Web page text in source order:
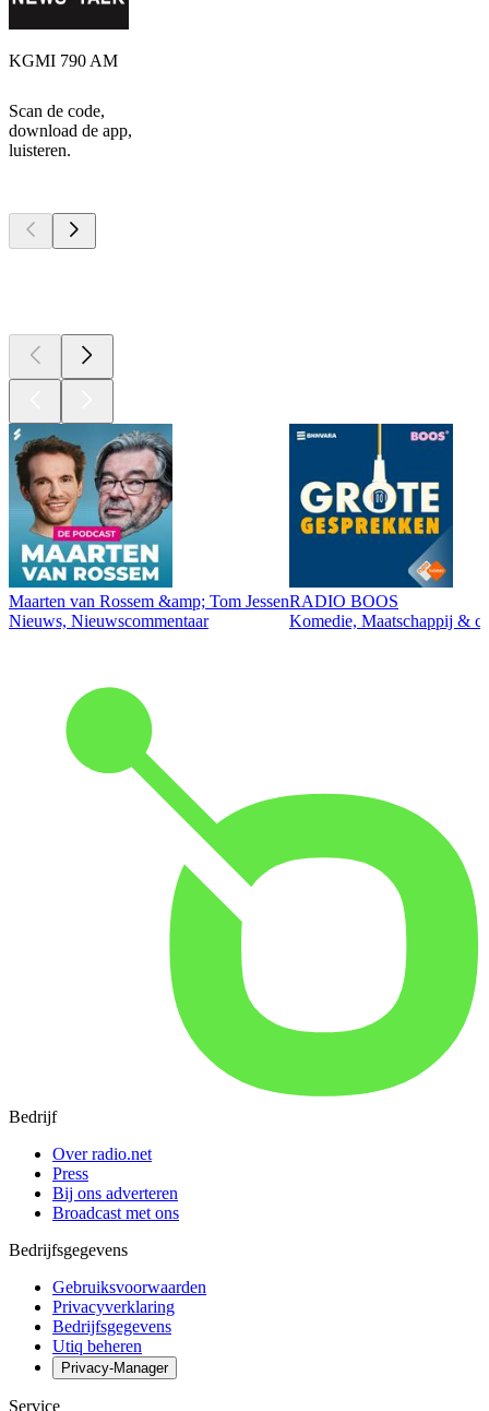
KGMI 790 AM
Scan de code,
download de app,
luisteren.
Maarten van Rossem &amp; Tom Jessen
Nieuws, Nieuwscommentaar
RADIO BOOS
Komedie, Maatschappij &
Bedrijf
Over radio.net
Press
Bij ons adverteren
Broadcast met ons
Bedrijfsgegevens
Gebruiksvoorwaarden
Privacyverklaring
Bedrijfsgegevens
Utiq beheren
Privacy-Manager
Service